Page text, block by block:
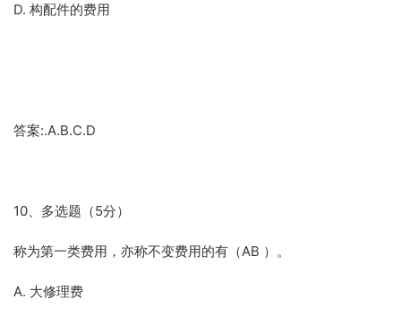
D. 构配件的费用
答案:.A.B.C.D
10、多选题（5分）
称为第一类费用，亦称不变费用的有（AB ）。
A. 大修理费